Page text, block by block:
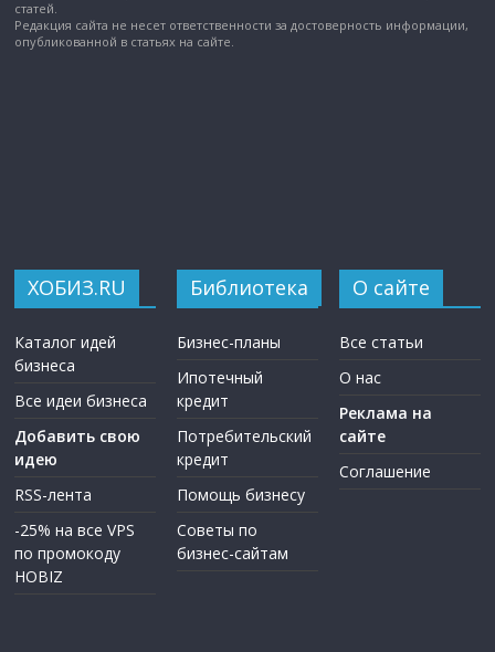
статей.
Редакция сайта не несет ответственности за достоверность информации,
опубликованной в статьях на сайте.
ХОБИЗ.RU
Каталог идей
бизнеса
Все идеи бизнеса
Добавить свою
идею
RSS-лента
-25% на все VPS
по промокоду
HOBIZ
Библиотека
Бизнес-планы
Ипотечный
кредит
Потребительский
кредит
Помощь бизнесу
Советы по
бизнес-сайтам
О сайте
Все статьи
О нас
Реклама на
сайте
Соглашение